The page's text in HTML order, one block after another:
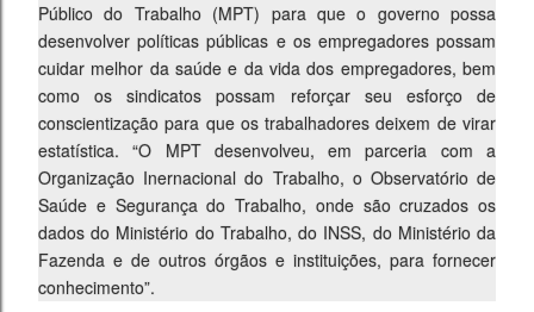
Público do Trabalho (MPT) para que o governo possa
desenvolver políticas públicas e os empregadores possam
cuidar melhor da saúde e da vida dos empregadores, bem
como os sindicatos possam reforçar seu esforço de
conscientização para que os trabalhadores deixem de virar
estatística. “O MPT desenvolveu, em parceria com a
Organização Inernacional do Trabalho, o Observatório de
Saúde e Segurança do Trabalho, onde são cruzados os
dados do Ministério do Trabalho, do INSS, do Ministério da
Fazenda e de outros órgãos e instituições, para fornecer
conhecimento”.